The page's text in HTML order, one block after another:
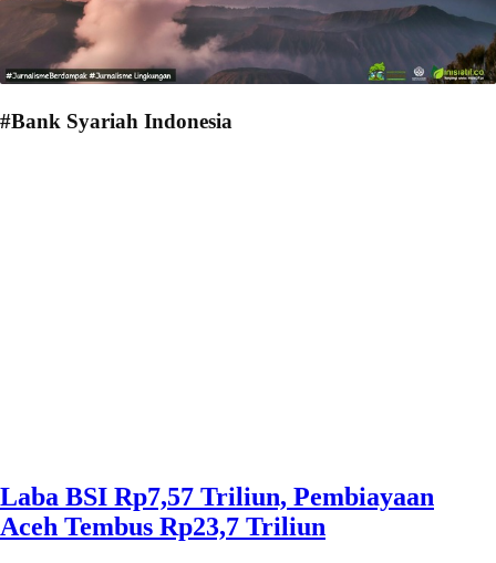
#Bank Syariah Indonesia
Laba BSI Rp7,57 Triliun, Pembiayaan
Aceh Tembus Rp23,7 Triliun